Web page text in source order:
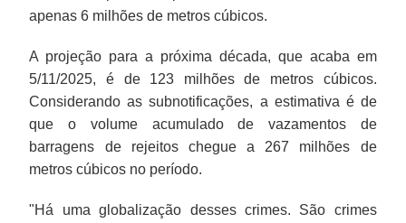
apenas 6 milhões de metros cúbicos.
A projeção para a próxima década, que acaba em
5/11/2025, é de 123 milhões de metros cúbicos.
Considerando as subnotificações, a estimativa é de
que o volume acumulado de vazamentos de
barragens de rejeitos chegue a 267 milhões de
metros cúbicos no período.
"Há uma globalização desses crimes. São crimes